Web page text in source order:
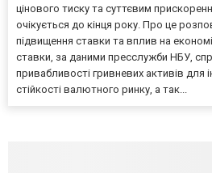
цінового тиску та суттєвим
очікується до кінця року. Про це
підвищення ставки та вплив на
ставки, за даними пресслужби НБУ,
привабливості гривневих активів для
стійкості валютного ринку, а так...